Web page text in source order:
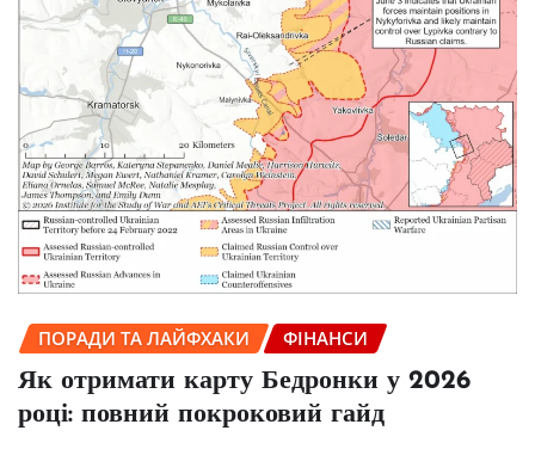
ПОРАДИ ТА ЛАЙФХАКИ ФІНАНСИ
Як отримати карту Бедронки у 2026
році: повний покроковий гайд